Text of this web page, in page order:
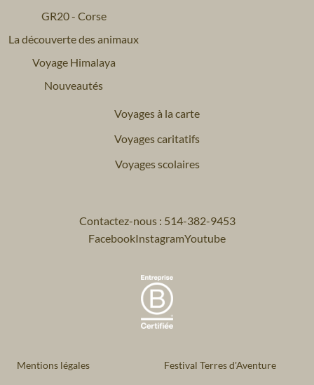
GR20 - Corse
La découverte des animaux
Voyage Himalaya
Nouveautés
Voyages à la carte
Voyages caritatifs
Voyages scolaires
Contactez-nous : 514-382-9453
FacebookInstagramYoutube
Mentions légales Festival Terres d'Aventure